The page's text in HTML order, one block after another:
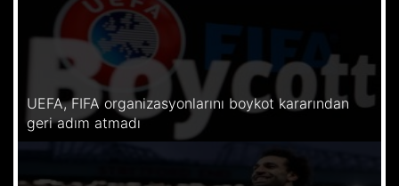
UEFA, FIFA organizasyonlarını boykot kararından
geri adım atmadı